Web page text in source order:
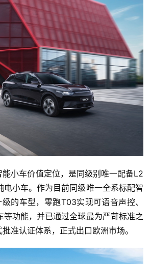
小车价值定位，是同级别唯一配备L2
电小车。作为目前同级唯一全系标配智
的车型，零跑T03实现可语音声控、
等功能，并已通过全球最为严苛标准之
准认证体系，正式出口欧洲市场。